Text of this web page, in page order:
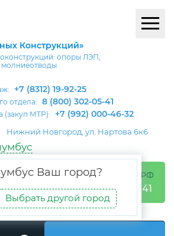
Конструкций»
опоры ЛЭП,
+7 (8312) 19-92-25
отдела: 8 (800) 302-05-41
(закуп МТР): +7 (992) 000-46-32
Нижний Новгород, ул. Нартова 6к6
Ваш город?
Выбрать другой город
БЕСПЛАТНО ПО РФ
8 (800) 302-05-41